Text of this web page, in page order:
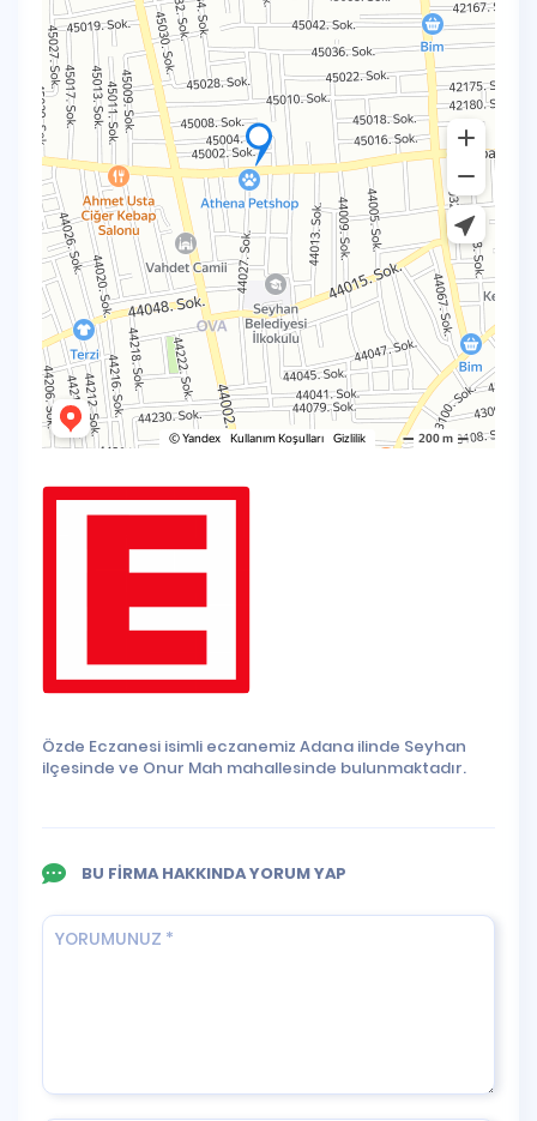
Özde Eczanesi isimli eczanemiz Adana ilinde Seyhan
ilçesinde ve Onur Mah mahallesinde bulunmaktadır.
BU FİRMA HAKKINDA YORUM YAP